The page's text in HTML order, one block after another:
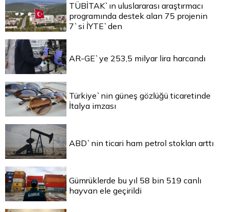
TÜBİTAK`ın uluslararası araştırmacı
programında destek alan 75 projenin
7`si İYTE`den
AR-GE`ye 253,5 milyar lira harcandı
Türkiye`nin güneş gözlüğü ticaretinde
İtalya imzası
ABD`nin ticari ham petrol stokları arttı
Gümrüklerde bu yıl 58 bin 519 canlı
hayvan ele geçirildi